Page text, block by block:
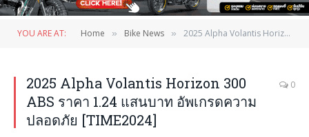
YOU ARE AT: Home » Bike News » 2025 Alpha Volantis Horizon 300 ABS ราคา 1.24 แสนบาท อัพเกรดความปลอดภัย [TIME2024]
2025 Alpha Volantis Horizon 300
ABS ราคา 1.24 แสนบาท อัพเกรดความ
ปลอดภัย [TIME2024]
0